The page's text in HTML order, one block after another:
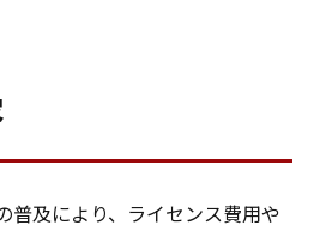
普及により、ライセンス費用や